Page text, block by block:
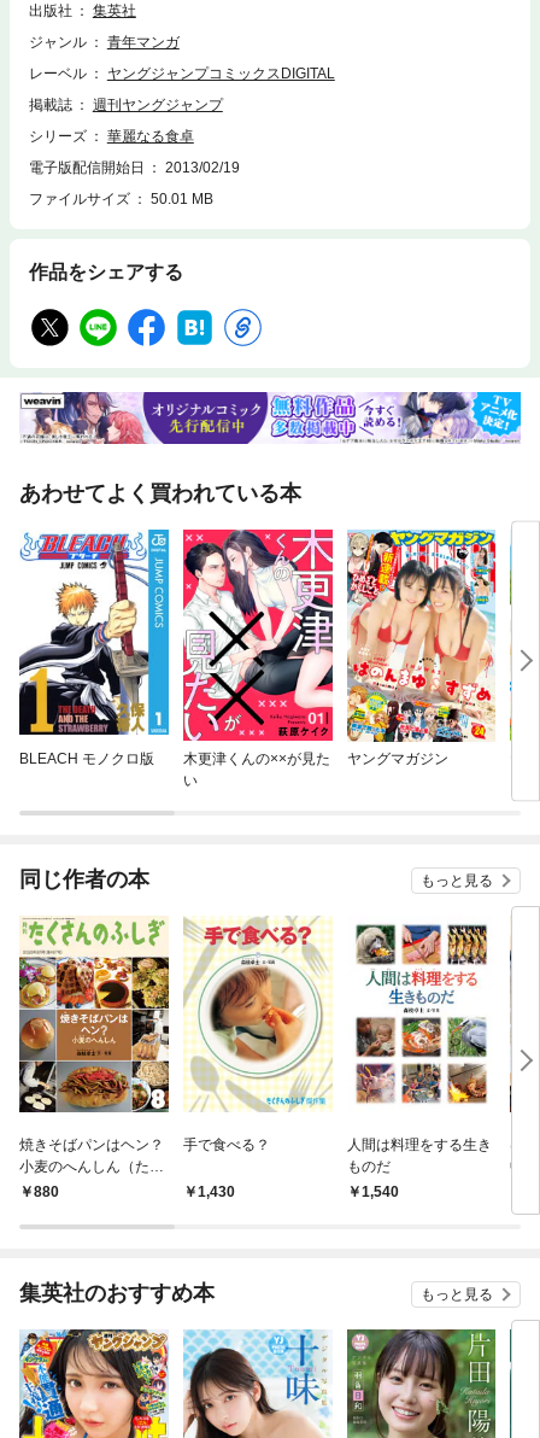
出版社
集英社
ジャンル
青年マンガ
レーベル
ヤングジャンプコミックスDIGITAL
掲載誌
週刊ヤングジャンプ
シリーズ
華麗なる食卓
電子版配信開始日
2013/02/19
ファイルサイズ
50.01 MB
作品をシェアする
あわせてよく買われている本
BLEACH モノクロ版
木更津くんの××が見た
い
ヤングマガジン
同じ作者の本 もっと見る
焼きそばパンはヘン？
小麦のへんしん（たく
さんのふしぎ2026年8
880
手で食べる？
1,430
人間は料理をする生き
ものだ
1,540
は
中
集英社のおすすめ本 もっと見る